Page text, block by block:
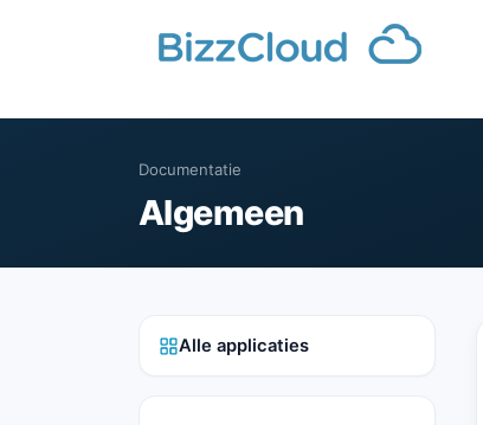
Documentatie
Algemeen
Alle applicaties